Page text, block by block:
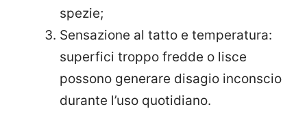
spezie;
Sensazione al tatto e temperatura:
superfici troppo fredde o lisce
possono generare disagio inconscio
durante l’uso quotidiano.